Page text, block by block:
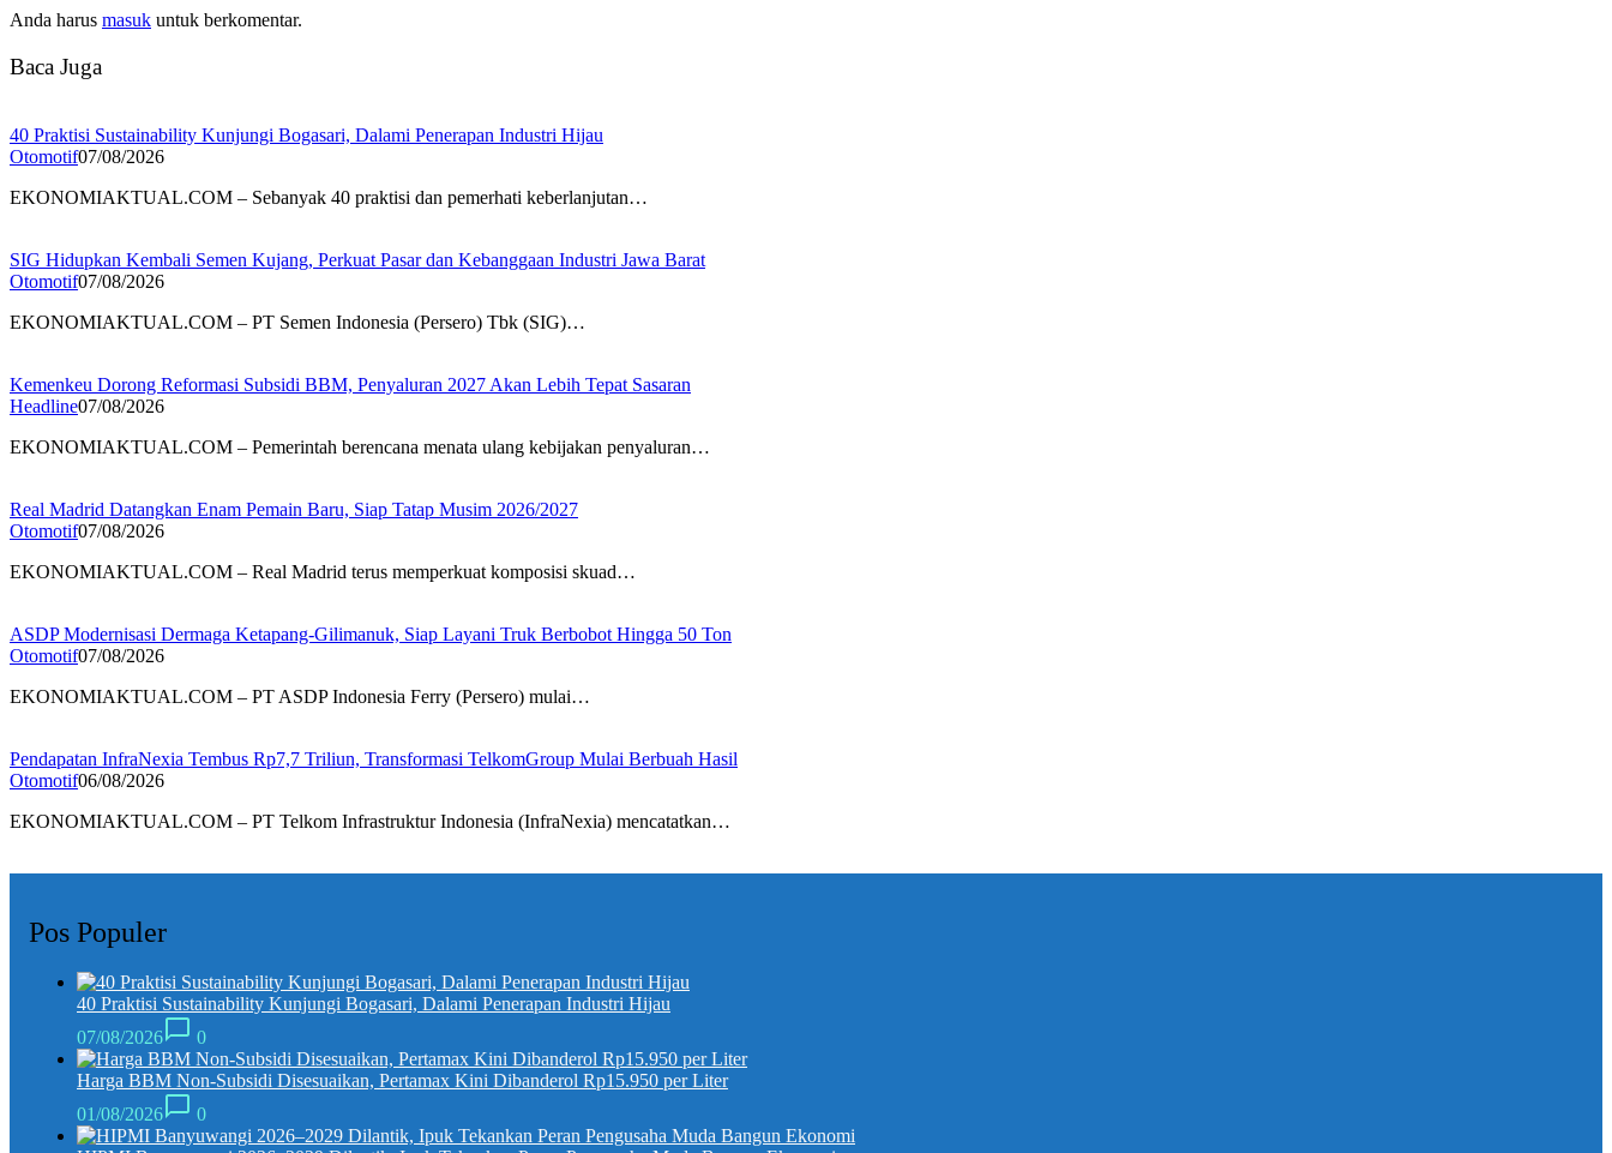
Anda harus masuk untuk berkomentar.
Baca Juga
40 Praktisi Sustainability Kunjungi Bogasari, Dalami Penerapan Industri Hijau
Otomotif07/08/2026
EKONOMIAKTUAL.COM – Sebanyak 40 praktisi dan pemerhati keberlanjutan…
SIG Hidupkan Kembali Semen Kujang, Perkuat Pasar dan Kebanggaan Industri Jawa Barat
Otomotif07/08/2026
EKONOMIAKTUAL.COM – PT Semen Indonesia (Persero) Tbk (SIG)…
Kemenkeu Dorong Reformasi Subsidi BBM, Penyaluran 2027 Akan Lebih Tepat Sasaran
Headline07/08/2026
EKONOMIAKTUAL.COM – Pemerintah berencana menata ulang kebijakan penyaluran…
Real Madrid Datangkan Enam Pemain Baru, Siap Tatap Musim 2026/2027
Otomotif07/08/2026
EKONOMIAKTUAL.COM – Real Madrid terus memperkuat komposisi skuad…
ASDP Modernisasi Dermaga Ketapang-Gilimanuk, Siap Layani Truk Berbobot Hingga 50 Ton
Otomotif07/08/2026
EKONOMIAKTUAL.COM – PT ASDP Indonesia Ferry (Persero) mulai…
Pendapatan InfraNexia Tembus Rp7,7 Triliun, Transformasi TelkomGroup Mulai Berbuah Hasil
Otomotif06/08/2026
EKONOMIAKTUAL.COM – PT Telkom Infrastruktur Indonesia (InfraNexia) mencatatkan…
Pos Populer
40 Praktisi Sustainability Kunjungi Bogasari, Dalami Penerapan Industri Hijau
07/08/2026
0
Harga BBM Non-Subsidi Disesuaikan, Pertamax Kini Dibanderol Rp15.950 per Liter
01/08/2026
0